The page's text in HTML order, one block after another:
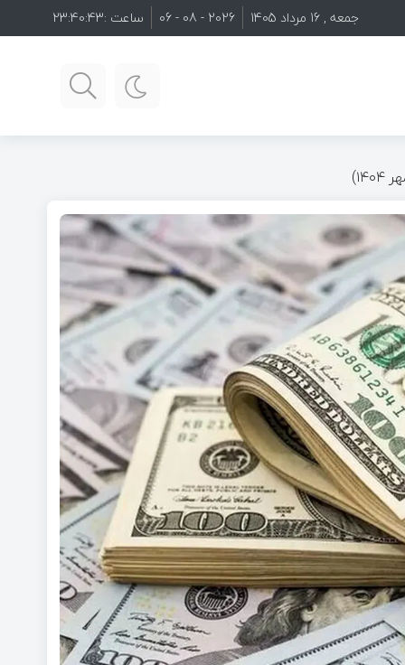
جمعه , 16 مرداد 1405 2026 - 08 - 06 ساعت :23:40:44